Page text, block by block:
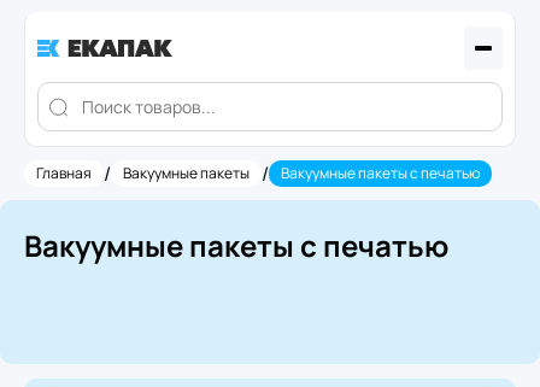
Главная / Вакуумные пакеты / Вакуумные пакеты с печатью
Вакуумные пакеты с печатью